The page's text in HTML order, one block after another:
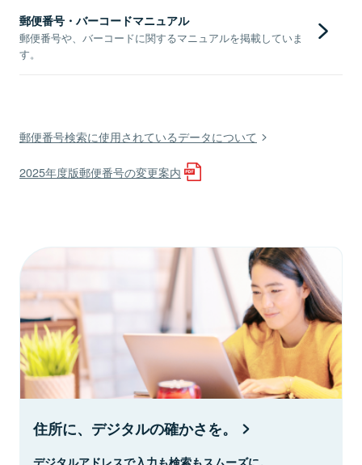
郵便番号・バーコードマニュアル
郵便番号や、バーコードに関するマニュアルを掲載していま
す。
郵便番号検索に使用されているデータについて
2025年度版郵便番号の変更案内
住所に、デジタルの確かさを。
デジタルアドレスで入力も検索もスムーズに。